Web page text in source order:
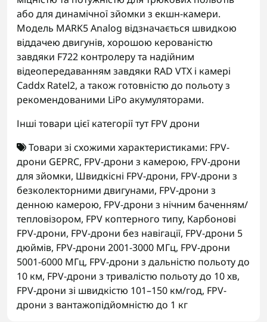
або для динамічної зйомки з екшн-камери.
Модель MARK5 Analog відзначається швидкою
віддачею двигунів, хорошою керованістю
завдяки F722 контролеру та надійним
відеопередаванням завдяки RAD VTX і камері
Caddx Ratel2, а також готовністю до польоту з
рекомендованими LiPo акумуляторами.
Інші товари цієї категорії тутFPV дрони
Товари зі схожими характеристиками: FPV-
дрони GEPRC, FPV-дрони з камерою, FPV-дрони
для зйомки, Швидкісні FPV-дрони, FPV-дрони з
безколекторними двигунами, FPV-дрони з
денною камерою, FPV-дрони з нічним баченням/
тепловізором, FPV коптерного типу, Карбонові
FPV-дрони, FPV-дрони без навігації, FPV-дрони 5
дюймів, FPV-дрони 2001-3000 МГц, FPV-дрони
5001-6000 МГц, FPV-дрони з дальністю польоту до
10 км, FPV-дрони з тривалістю польоту до 10 хв,
FPV-дрони зі швидкістю 101–150 км/год, FPV-
дрони з вантажопідйомністю до 1 кг